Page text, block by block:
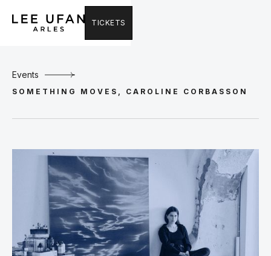
TICKETS
Events
SOMETHING MOVES, CAROLINE CORBASSON